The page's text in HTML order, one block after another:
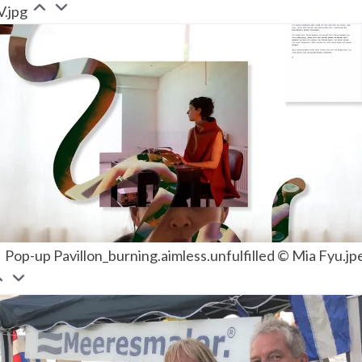
Pop-up Pavillon_burning.aimless.unfulfilled © Mia